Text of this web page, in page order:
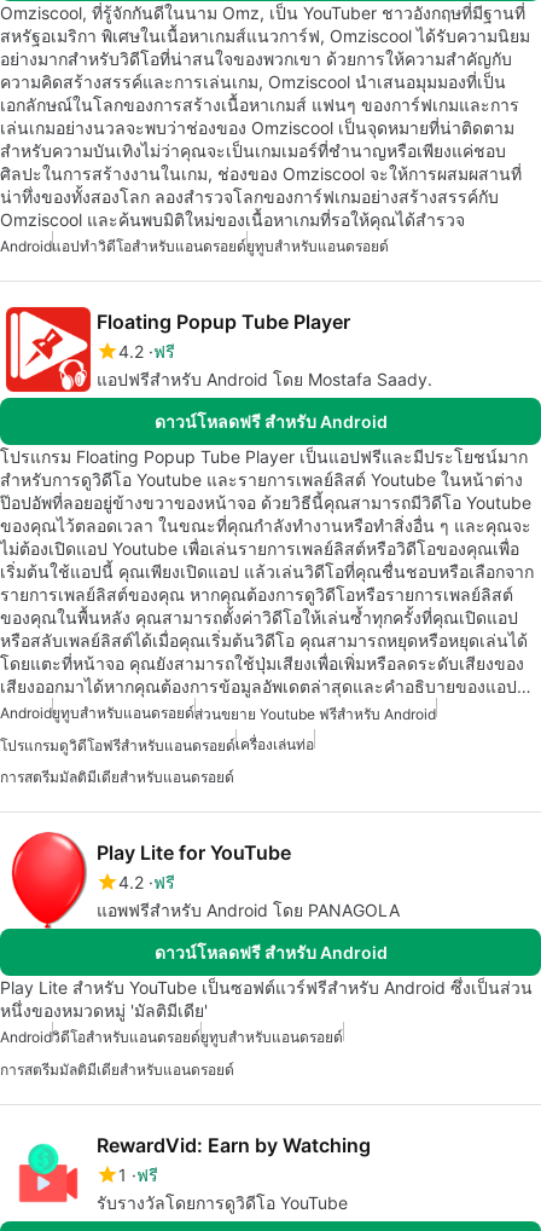
Omziscool, ที่รู้จักกันดีในนาม Omz, เป็น YouTuber ชาวอังกฤษที่มีฐานที่
สหรัฐอเมริกา พิเศษในเนื้อหาเกมส์แนวการ์ฟ, Omziscool ได้รับความนิยม
อย่างมากสำหรับวิดีโอที่น่าสนใจของพวกเขา ด้วยการให้ความสำคัญกับ
ความคิดสร้างสรรค์และการเล่นเกม, Omziscool นำเสนอมุมมองที่เป็น
เอกลักษณ์ในโลกของการสร้างเนื้อหาเกมส์ แฟนๆ ของการ์ฟเกมและการ
เล่นเกมอย่างนวลจะพบว่าช่องของ Omziscool เป็นจุดหมายที่น่าติดตาม
สำหรับความบันเทิงไม่ว่าคุณจะเป็นเกมเมอร์ที่ชำนาญหรือเพียงแค่ชอบ
ศิลปะในการสร้างงานในเกม, ช่องของ Omziscool จะให้การผสมผสานที่
น่าทึ่งของทั้งสองโลก ลองสำรวจโลกของการ์ฟเกมอย่างสร้างสรรค์กับ
Omziscool และค้นพบมิติใหม่ของเนื้อหาเกมที่รอให้คุณได้สำรวจ
Androidแอปทำวิดีโอสำหรับแอนดรอยด์ยูทูบสำหรับแอนดรอยด์
Floating Popup Tube Player
4.2 ฟรี
แอปฟรีสำหรับ Android โดย Mostafa Saady.
ดาวน์โหลดฟรี สำหรับ Android
โปรแกรม Floating Popup Tube Player เป็นแอปฟรีและมีประโยชน์มาก
สำหรับการดูวิดีโอ Youtube และรายการเพลย์ลิสต์ Youtube ในหน้าต่าง
ป๊อปอัพที่ลอยอยู่ข้างขวาของหน้าจอ ด้วยวิธีนี้คุณสามารถมีวิดีโอ Youtube
ของคุณไว้ตลอดเวลา ในขณะที่คุณกำลังทำงานหรือทำสิ่งอื่น ๆ และคุณจะ
ไม่ต้องเปิดแอป Youtube เพื่อเล่นรายการเพลย์ลิสต์หรือวิดีโอของคุณเพื่อ
เริ่มต้นใช้แอปนี้ คุณเพียงเปิดแอป แล้วเล่นวิดีโอที่คุณชื่นชอบหรือเลือกจาก
รายการเพลย์ลิสต์ของคุณ หากคุณต้องการดูวิดีโอหรือรายการเพลย์ลิสต์
ของคุณในพื้นหลัง คุณสามารถตั้งค่าวิดีโอให้เล่นซ้ำทุกครั้งที่คุณเปิดแอป
หรือสลับเพลย์ลิสต์ได้เมื่อคุณเริ่มต้นวิดีโอ คุณสามารถหยุดหรือหยุดเล่นได้
โดยแตะที่หน้าจอ คุณยังสามารถใช้ปุ่มเสียงเพื่อเพิ่มหรือลดระดับเสียงของ
เสียงออกมาได้หากคุณต้องการข้อมูลอัพเดตล่าสุดและคำอธิบายของแอป…
Androidยูทูบสำหรับแอนดรอยด์ส่วนขยาย Youtube ฟรีสำหรับ Android
โปรแกรมดูวิดีโอฟรีสำหรับแอนดรอยด์เครื่องเล่นท่อ
การสตรีมมัลติมีเดียสำหรับแอนดรอยด์
Play Lite for YouTube
4.2 ฟรี
แอพฟรีสำหรับ Android โดย PANAGOLA
ดาวน์โหลดฟรี สำหรับ Android
Play Lite สำหรับ YouTube เป็นซอฟต์แวร์ฟรีสำหรับ Android ซึ่งเป็นส่วน
หนึ่งของหมวดหมู่ 'มัลติมีเดีย'
Androidวิดีโอสำหรับแอนดรอยด์ยูทูบสำหรับแอนดรอยด์
การสตรีมมัลติมีเดียสำหรับแอนดรอยด์
RewardVid: Earn by Watching
1
ฟรี
รับรางวัลโดยการดูวิดีโอ YouTube